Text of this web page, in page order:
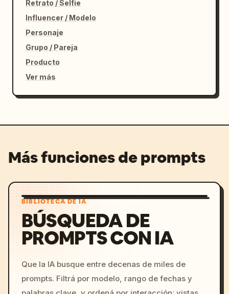
Retrato / Selfie
Influencer / Modelo
Personaje
Grupo / Pareja
Producto
Ver más
Más funciones de prompts
BIBLIOTECA DE IA
BÚSQUEDA DE
PROMPTS CON IA
Que la IA busque entre decenas de miles de
prompts. Filtrá por modelo, rango de fechas y